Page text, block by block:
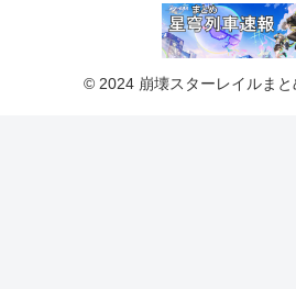
© 2024 崩壊スターレイルまと